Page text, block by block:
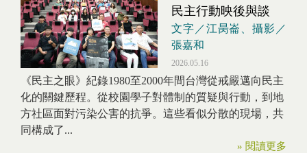
民主行動映後與談
文字／江昺崙、攝影／
張嘉和
2026.05.16
《民主之眼》紀錄1980至2000年間台灣從戒嚴邁向民主
化的關鍵歷程。從校園學子對體制的質疑與行動，到地
方社區面對污染公害的抗爭。這些看似分散的現場，共
同構成了...
» 閱讀更多